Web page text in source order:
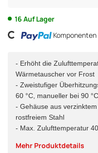
16 Auf Lager
- Erhöht die
Wärmetauscher vor Frost
- Zweistufiger
60 °C, manueller bei 90 °C
- Gehäuse aus
rostfreiem Stahl
- Max. Zulufttemperatur
Mehr Produktdetails